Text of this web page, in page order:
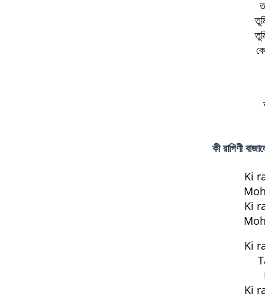
কী রাগিণী
Ki
Ki
Ki
Ki